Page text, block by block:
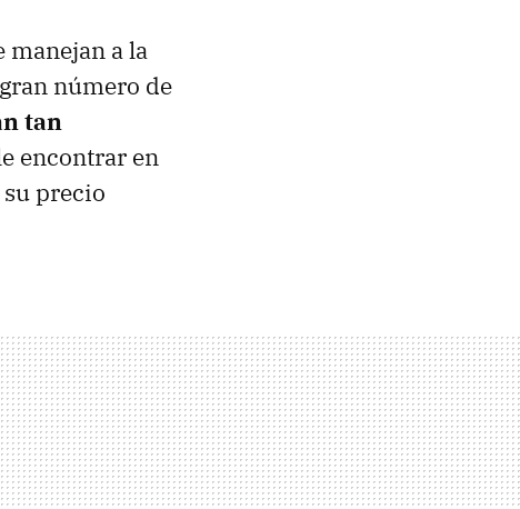
manejan a la
número de
tan
encontrar en
precio